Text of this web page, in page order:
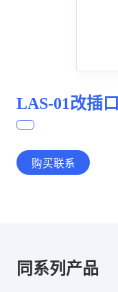
LAS-01改插口
购买联系
同系列产品